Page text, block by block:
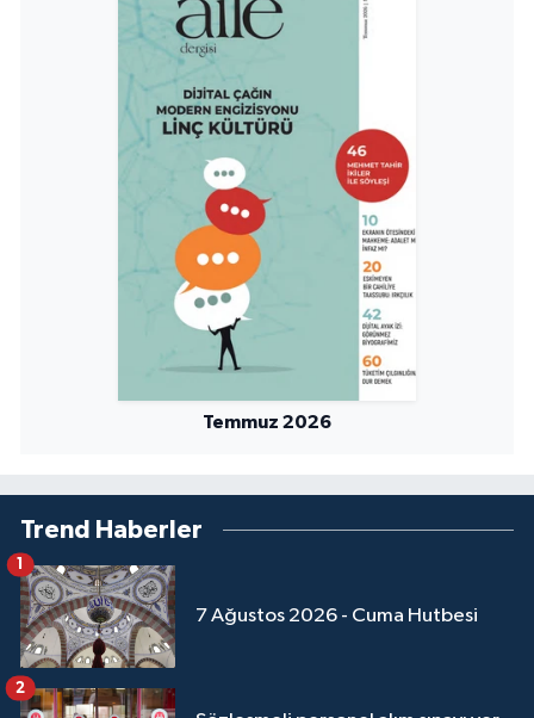
Temmuz 2026
Trend Haberler
7 Ağustos 2026 - Cuma Hutbesi
1
2
Van Müftülüğü
Yalova Müftülüğü
Yozgat Müftülüğü
Zonguldak Müftülüğü